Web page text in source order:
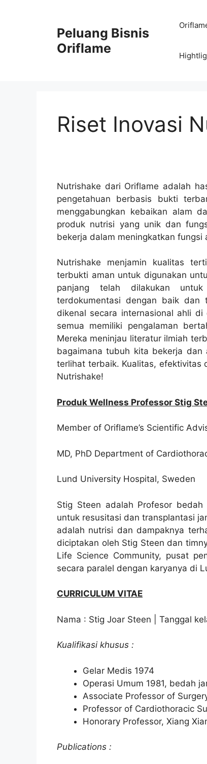
Peluang Bisnis
Oriflame
Riset Inovasi
Nutrishake dari Oriflame adalah
pengetahuan berbasis bukti
menggabungkan kebaikan alam
produk nutrisi yang unik dan
bekerja dalam meningkatkan fungsi
Nutrishake menjamin kualitas
terbukti aman untuk digunakan
panjang telah dilakukan
terdokumentasi dengan baik dan
dikenal secara internasional ahli
semua memiliki pengalaman
Mereka meninjau literatur ilmiah
bagaimana tubuh kita bekerja
terlihat terbaik. Kualitas, efektivitas
Nutrishake!
Produk Wellness Professor Stig
Member of Oriflame’s Scientific
MD, PhD Department of
Lund University Hospital, Sweden
Stig Steen adalah Profesor
untuk resusitasi dan transplantasi
adalah nutrisi dan dampaknya
diciptakan oleh Stig Steen dan
Life Science Community, pusat
secara paralel dengan karyanya di
CURRICULUM VITAE
Nama : Stig Joar Steen | Tanggal
Kualifikasi khusus :
Gelar Medis 1974
Operasi Umum 1981, bedah
Associate Professor of
Professor of Cardiothoracic
Honorary Professor, Xiang
Publications :